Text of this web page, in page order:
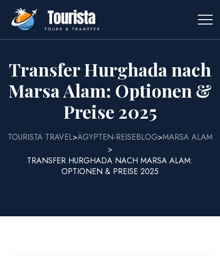
Transfer Hurghada nach
Marsa Alam: Optionen &
Preise 2025
TOURISTA TRAVEL>ÄGYPTEN-REISEBLOG>MARSA ALAM
>
TRANSFER HURGHADA NACH MARSA ALAM:
OPTIONEN & PREISE 2025